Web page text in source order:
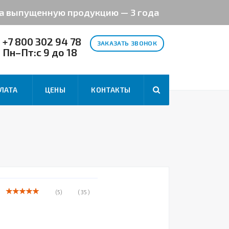
выпущенную продукцию — 3 года
ЗАКАЗАТЬ ЗВОНОК
+7 800 302 94 78
Пн–Пт:с 9 до 18
ЦЕНЫ КОНТАКТЫ
(5) ( 35 )